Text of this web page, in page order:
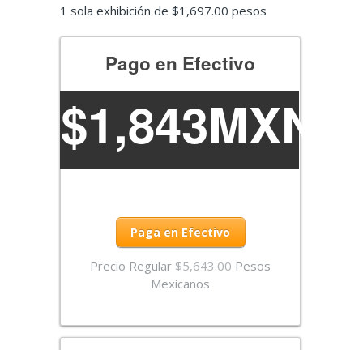
1 sola exhibición de $1,697.00 pesos
Pago en Efectivo
$1,843MXN
Paga en Efectivo
Precio Regular $5,643.00Pesos
Mexicanos